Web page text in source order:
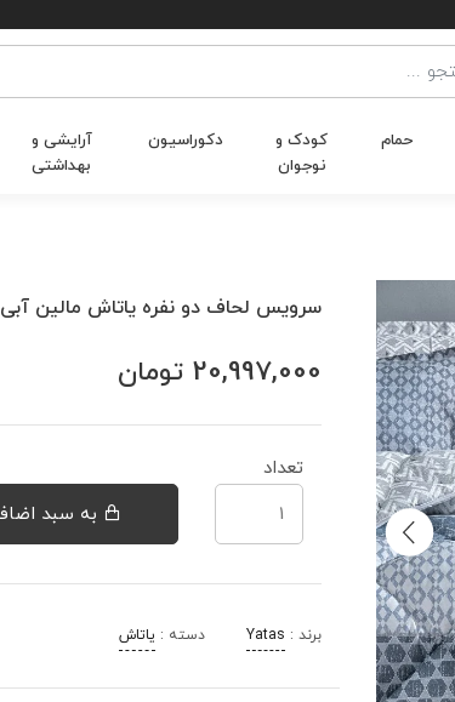
حمام
کودک و
نوجوان
دکوراسیون
آرایشی و
بهداشتی
سرویس لحاف دو نفره یاتاش مالین آبی
20,997,000 تومان
تعداد
برند : Yatas دسته : یاتاش